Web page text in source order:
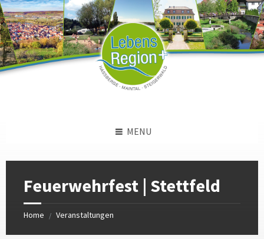
Skip
to
content
Skip
to
left
sidebar
Skip
to
footer
MENU
Feuerwehrfest | Stettfeld
Home / Veranstaltungen